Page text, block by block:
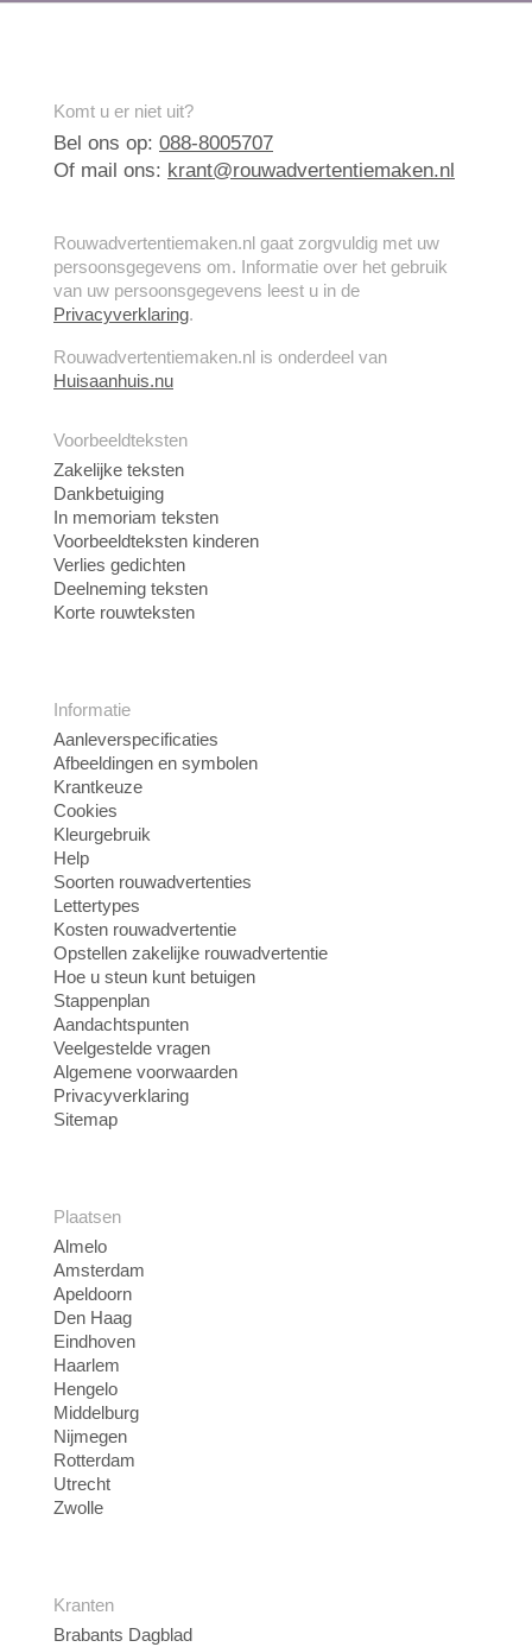
Komt u er niet uit?
Bel ons op: 088-8005707
Of mail ons: krant@rouwadvertentiemaken.nl
Rouwadvertentiemaken.nl gaat zorgvuldig met uw
persoonsgegevens om. Informatie over het gebruik
van uw persoonsgegevens leest u in de
Privacyverklaring.
Rouwadvertentiemaken.nl is onderdeel van
Huisaanhuis.nu
Voorbeeldteksten
Zakelijke teksten
Dankbetuiging
In memoriam teksten
Voorbeeldteksten kinderen
Verlies gedichten
Deelneming teksten
Korte rouwteksten
Informatie
Aanleverspecificaties
Afbeeldingen en symbolen
Krantkeuze
Cookies
Kleurgebruik
Help
Soorten rouwadvertenties
Lettertypes
Kosten rouwadvertentie
Opstellen zakelijke rouwadvertentie
Hoe u steun kunt betuigen
Stappenplan
Aandachtspunten
Veelgestelde vragen
Algemene voorwaarden
Privacyverklaring
Sitemap
Plaatsen
Almelo
Amsterdam
Apeldoorn
Den Haag
Eindhoven
Haarlem
Hengelo
Middelburg
Nijmegen
Rotterdam
Utrecht
Zwolle
Kranten
Brabants Dagblad